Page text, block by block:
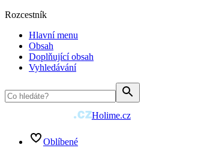
Rozcestník
Hlavní menu
Obsah
Doplňující obsah
Vyhledávání
Holime.cz
Oblíbené